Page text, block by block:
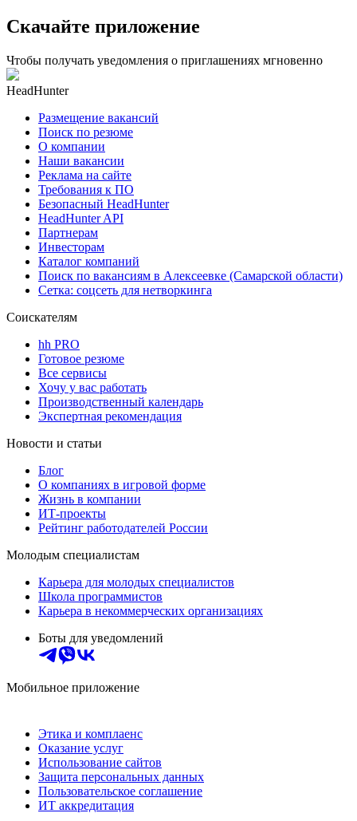
Скачайте приложение
Чтобы получать уведомления о приглашениях мгновенно
HeadHunter
Размещение вакансий
Поиск по резюме
О компании
Наши вакансии
Реклама на сайте
Требования к ПО
Безопасный HeadHunter
HeadHunter API
Партнерам
Инвесторам
Каталог компаний
Поиск по вакансиям в Алексеевке (Самарской области)
Сетка: соцсеть для нетворкинга
Соискателям
hh PRO
Готовое резюме
Все сервисы
Хочу у вас работать
Производственный календарь
Экспертная рекомендация
Новости и статьи
Блог
О компаниях в игровой форме
Жизнь в компании
ИТ-проекты
Рейтинг работодателей России
Молодым специалистам
Карьера для молодых специалистов
Школа программистов
Карьера в некоммерческих организациях
Боты для уведомлений
Мобильное приложение
Этика и комплаенс
Оказание услуг
Использование сайтов
Защита персональных данных
Пользовательское соглашение
ИТ аккредитация